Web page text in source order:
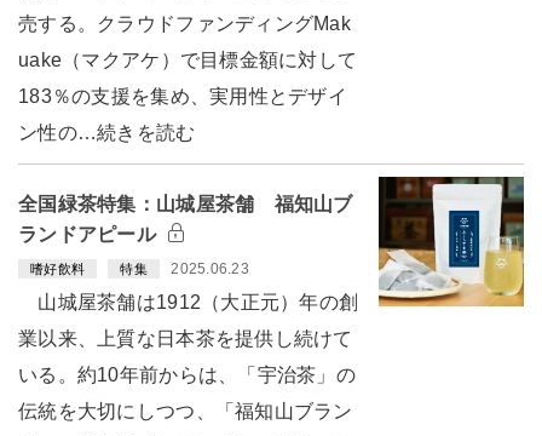
売する。クラウドファンディングMak
uake（マクアケ）で目標金額に対して
183％の支援を集め、実用性とデザイ
ン性の…続きを読む
全国緑茶特集：山城屋茶舗 福知山ブ
ランドアピール
嗜好飲料 特集 2025.06.23
山城屋茶舗は1912（大正元）年の創
業以来、上質な日本茶を提供し続けて
いる。約10年前からは、「宇治茶」の
伝統を大切にしつつ、「福知山ブラン